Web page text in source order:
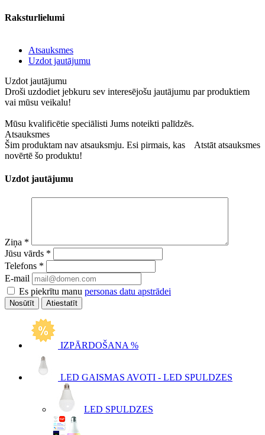
Raksturlielumi
Atsauksmes
Uzdot jautājumu
Uzdot jautājumu
Droši uzdodiet jebkuru sev interesējošu jautājumu par produktiem
vai mūsu veikalu!
Mūsu kvalificētie speciālisti Jums noteikti palīdzēs.
Atsauksmes
Atstāt atsauksmes
Šim produktam nav atsauksmju. Esi pirmais, kas
novērtē šo produktu!
Uzdot jautājumu
Ziņa *
Jūsu vārds *
Telefons *
E-mail
Es piekrītu manu personas datu apstrādei
Atiestatīt
IZPĀRDOŠANA %
LED GAISMAS AVOTI - LED SPULDZES
LED SPULDZES